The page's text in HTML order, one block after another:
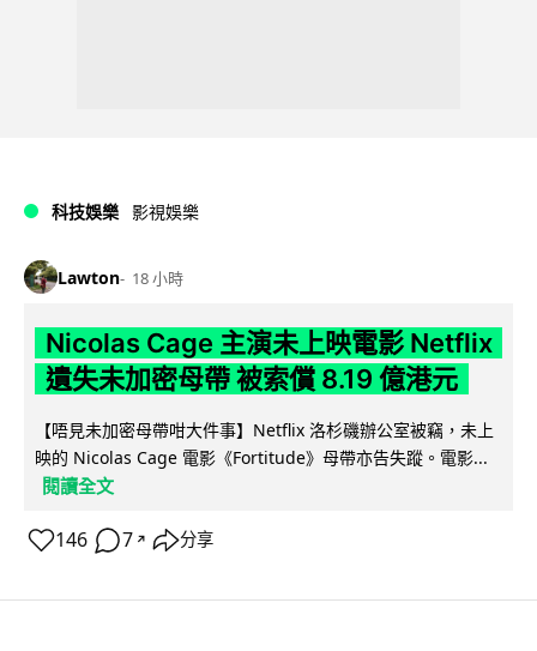
科技娛樂 影視娛樂
Lawton 18 小時
Nicolas Cage 主演未上映電影 Netflix
遺失未加密母帶 被索償 8.19 億港元
【唔見未加密母帶咁大件事】Netflix 洛杉磯辦公室被竊，未上
映的 Nicolas Cage 電影《Fortitude》母帶亦告失蹤。電影...
閱讀全文
146 7 ↗ 分享